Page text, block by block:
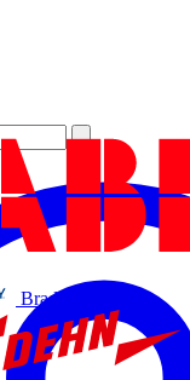
Brady